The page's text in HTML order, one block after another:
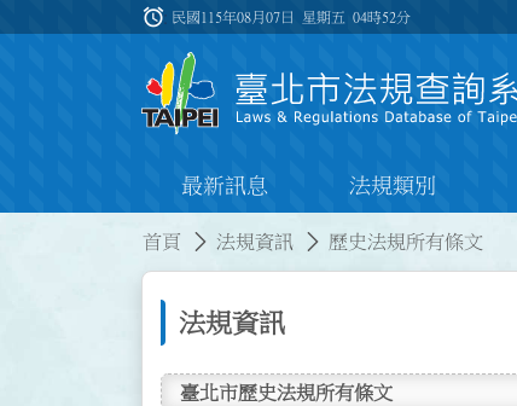
:::
alarm 民國115年08月07日 星期五04時52分
最新訊息 法規類別
首頁 法規資訊 歷史法規所有條文
法規資訊
臺北市歷史法規所有條文